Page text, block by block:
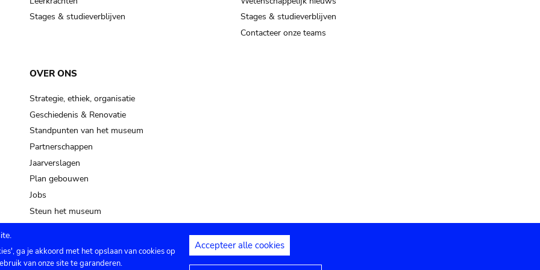
Stages & studieverblijven
Stages & studieverblijven
Contacteer onze teams
OVER ONS
Strategie, ethiek, organisatie
Geschiedenis & Renovatie
Standpunten van het museum
Partnerschappen
Jaarverslagen
Plan gebouwen
Jobs
Steun het museum
Privacy instellingen Juridische mededelingen
ga je akkoord met het opslaan van cookies op
van onze site te garanderen.
Accepteer alle cookies